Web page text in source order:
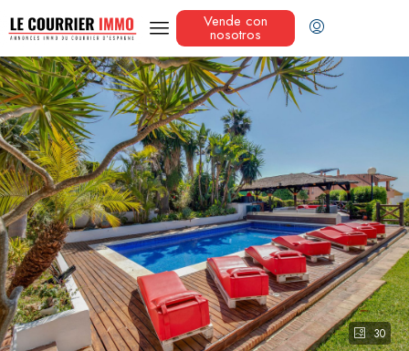
Vende con
nosotros
30